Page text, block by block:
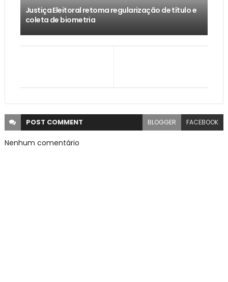
Justiça Eleitoral retoma regularização de título e
coleta de biometria
POST COMMENT BLOGGER FACEBOOK
Nenhum comentário